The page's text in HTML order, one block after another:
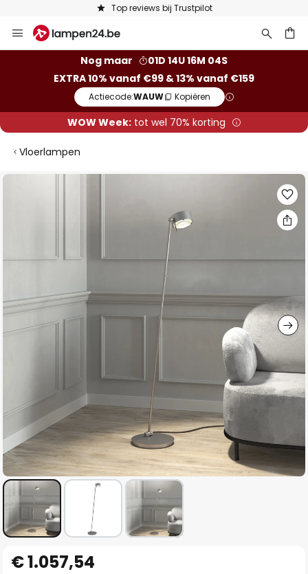
Keuze uit 50.000 lampen
naar
Nog maar
01D 14U 16M 03S
EXTRA 10% vanaf €99 & 13% vanaf €159
Actiecode:WAUW Kopiëren
WOW Week:tot wel 70% korting
Vloerlampen
Ga
gallerij
naar
€ 1.057,54